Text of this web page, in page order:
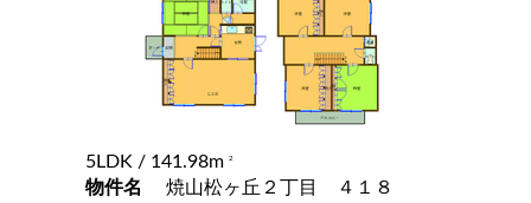
5LDK / 141.98m 2
物件名
焼山松ヶ丘２丁目 ４１８